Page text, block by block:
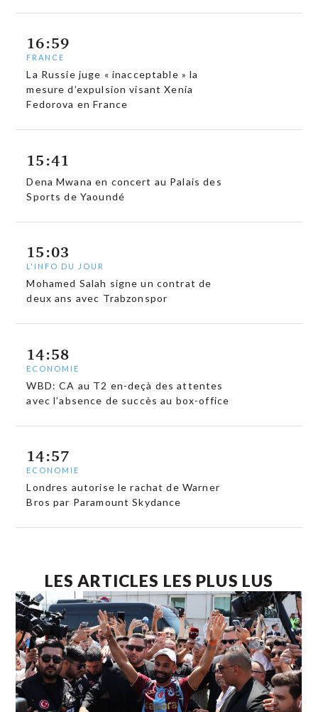
16:59
FRANCE
La Russie juge « inacceptable » la
mesure d’expulsion visant Xenia
Fedorova en France
15:41
Dena Mwana en concert au Palais des
Sports de Yaoundé
15:03
L'INFO DU JOUR
Mohamed Salah signe un contrat de
deux ans avec Trabzonspor
14:58
ECONOMIE
WBD: CA au T2 en-deçà des attentes
avec l’absence de succès au box-office
14:57
ECONOMIE
Londres autorise le rachat de Warner
Bros par Paramount Skydance
LES ARTICLES LES PLUS LUS